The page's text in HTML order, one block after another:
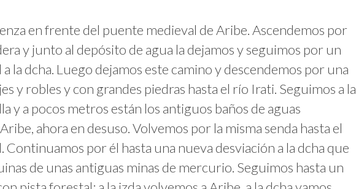
en frente del puente medieval de Aribe. Ascendemos por
y junto al depósito de agua la dejamos y seguimos por un
la dcha. Luego dejamos este camino y descendemos por una
y robles y con grandes piedras hasta el río Irati. Seguimos a la
y a pocos metros están los antiguos baños de aguas
ahora en desuso. Volvemos por la misma senda hasta el
Continuamos por él hasta una nueva desviación a la dcha que
de unas antiguas minas de mercurio. Seguimos hasta un